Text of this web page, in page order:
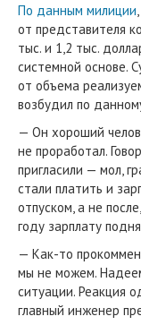
По данным милиции
от представителя
тыс. и 1,2 тыс.
системной основе.
от объема
возбудил по
— Он хороший
не проработал.
пригласили — мол,
стали платить и
отпуском, а не
году зарплату
— Как-то
мы не можем.
ситуации. Реакция
главный инженер